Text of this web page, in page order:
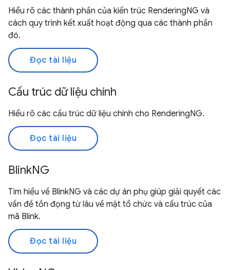
Hiểu rõ các thành phần của kiến trúc RenderingNG và
cách quy trình kết xuất hoạt động qua các thành phần
đó.
Đọc tài liệu
Cấu trúc dữ liệu chính
Hiểu rõ các cấu trúc dữ liệu chính cho RenderingNG.
Đọc tài liệu
BlinkNG
Tìm hiểu về BlinkNG và các dự án phụ giúp giải quyết các
vấn đề tồn đọng từ lâu về mặt tổ chức và cấu trúc của
mã Blink.
Đọc tài liệu